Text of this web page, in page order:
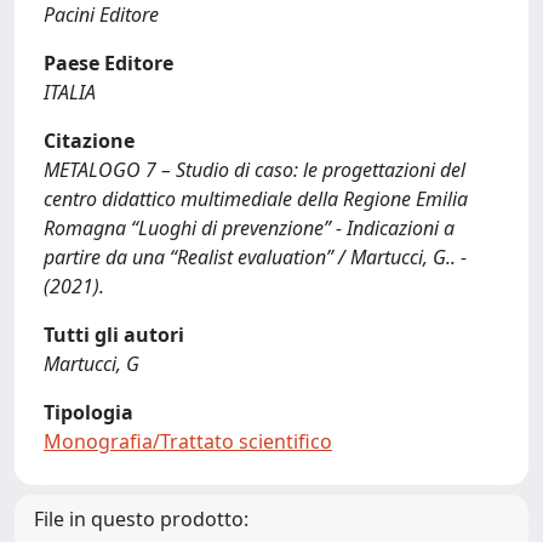
Pacini Editore
Paese Editore
ITALIA
Citazione
METALOGO 7 – Studio di caso: le progettazioni del
centro didattico multimediale della Regione Emilia
Romagna “Luoghi di prevenzione” - Indicazioni a
partire da una “Realist evaluation” / Martucci, G.. -
(2021).
Tutti gli autori
Martucci, G
Tipologia
Monografia/Trattato scientifico
File in questo prodotto: